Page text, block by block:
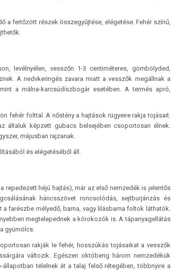
a fertőzött részek összegyűjtése, elégetése. Fehér színű,
levélnyélen, vesszőn 1-3 centiméteres, gömbölyded,
A nedvkeringés zavara miatt a vesszők megállnak a
a málna-karcsúdíszbogár esetében. A termés apró,
fehér folttal. A nőstény a hajtások rügyeire rakja tojásait.
általuk képzett gubacs belsejében csoportosan élnek.
májusban rajzanak.
és elégetéséből áll.
héjú hajtás), már az első nemzedék is jelentős
háncsszövet roncsolódás, sejtburjánzás és
farészbe mélyedő, barna, vagy lilásbarna foltok láthatók.
megtelepednek a kórokozók is. A tápanyagellátás
gyümölcs.
rakják le fehér, hosszúkás tojásaikat a vesszők
változik. Egészen októberig három nemzedékük
telelnek át a talaj felső rétegében, többnyire a